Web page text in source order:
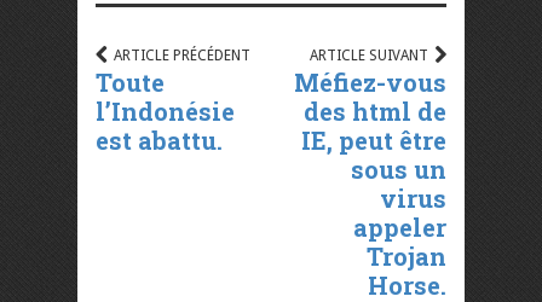
ARTICLE PRÉCÉDENT
Toute
l’Indonésie
est abattu.
ARTICLE SUIVANT
Méfiez-vous
des html de
IE, peut être
sous un
virus
appeler
Trojan
Horse.